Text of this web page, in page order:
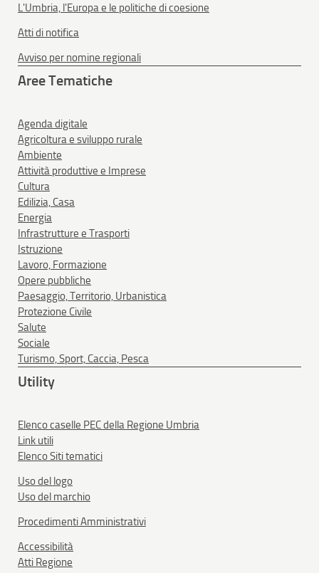
L'Umbria, l'Europa e le politiche di coesione
Atti di notifica
Avviso per nomine regionali
Aree Tematiche
Agenda digitale
Agricoltura e sviluppo rurale
Ambiente
Attività produttive e Imprese
Cultura
Edilizia, Casa
Energia
Infrastrutture e Trasporti
Istruzione
Lavoro, Formazione
Opere pubbliche
Paesaggio, Territorio, Urbanistica
Protezione Civile
Salute
Sociale
Turismo, Sport, Caccia, Pesca
Utility
Elenco caselle PEC della Regione Umbria
Link utili
Elenco Siti tematici
Uso del logo
Uso del marchio
Procedimenti Amministrativi
Accessibilità
Atti Regione